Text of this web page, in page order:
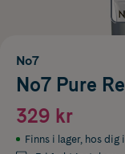
No7
No7 Pure
329 kr
Finns i lager, hos dig